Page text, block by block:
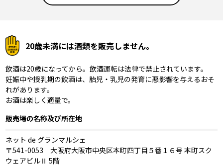
20歳未満には酒類を販売しません。
飲酒は20歳になってから。飲酒運転は法律で禁止されています。
妊娠中や授乳期の飲酒は、胎児・乳児の発育に悪影響を与えるおそ
れがあります。
お酒は楽しく適量で。
販売場の名称及び所在地
ネット de グランマルシェ
〒541-0053 大阪府大阪市中央区本町四丁目５番１６号 本町スク
ウェアビルⅡ 5階